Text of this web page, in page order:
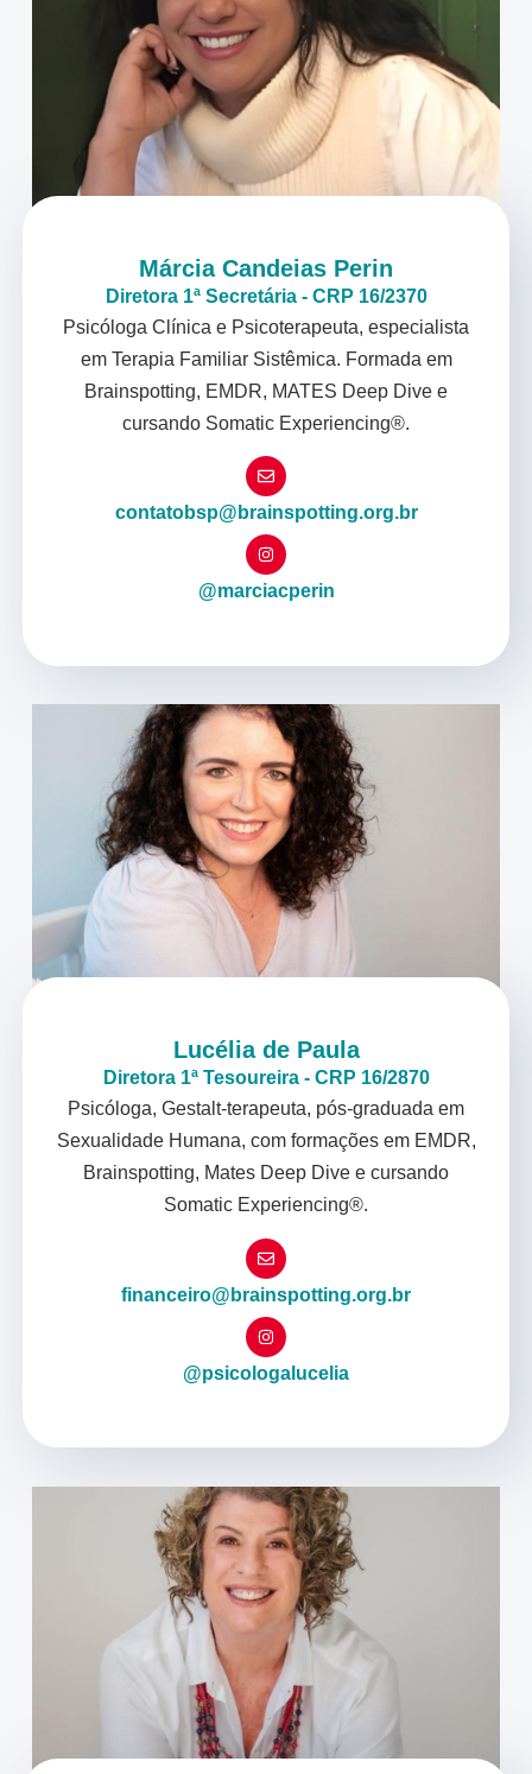
Márcia Candeias Perin
Diretora 1ª Secretária - CRP 16/2370
Psicóloga Clínica e Psicoterapeuta, especialista
em Terapia Familiar Sistêmica. Formada em
Brainspotting, EMDR, MATES Deep Dive e
cursando Somatic Experiencing®.
contatobsp@brainspotting.org.br
@marciacperin
Lucélia de Paula
Diretora 1ª Tesoureira - CRP 16/2870
Psicóloga, Gestalt-terapeuta, pós-graduada em
Sexualidade Humana, com formações em EMDR,
Brainspotting, Mates Deep Dive e cursando
Somatic Experiencing®.
financeiro@brainspotting.org.br
@psicologalucelia